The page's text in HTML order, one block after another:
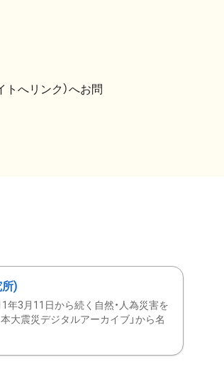
トへリンク）へお問
)
年3月11日から続く自然・人為災害を
大震災デジタルアーカイブ」から名